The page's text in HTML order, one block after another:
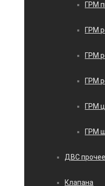
ГРМ
ГРМ
ГРМ
ГРМ
ГРМ
ГРМ
ДВС прочее
Клапана